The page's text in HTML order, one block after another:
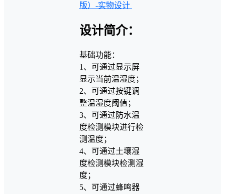
版）-实物设计
设计简介：
基础功能：
1、可通过显示屏
显示当前温湿度；
2、可通过按键调
整温湿度阈值；
3、可通过防水温
度检测模块进行检
测温度；
4、可通过土壤湿
度检测模块检测湿
度；
5、可通过蜂鸣器